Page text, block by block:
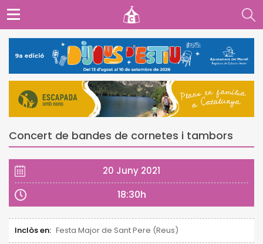
Concert de bandes de cornetes i tambors
20 Juny 2021
18:30h
Inclòs en: Festa Major de Sant Pere (Reus)